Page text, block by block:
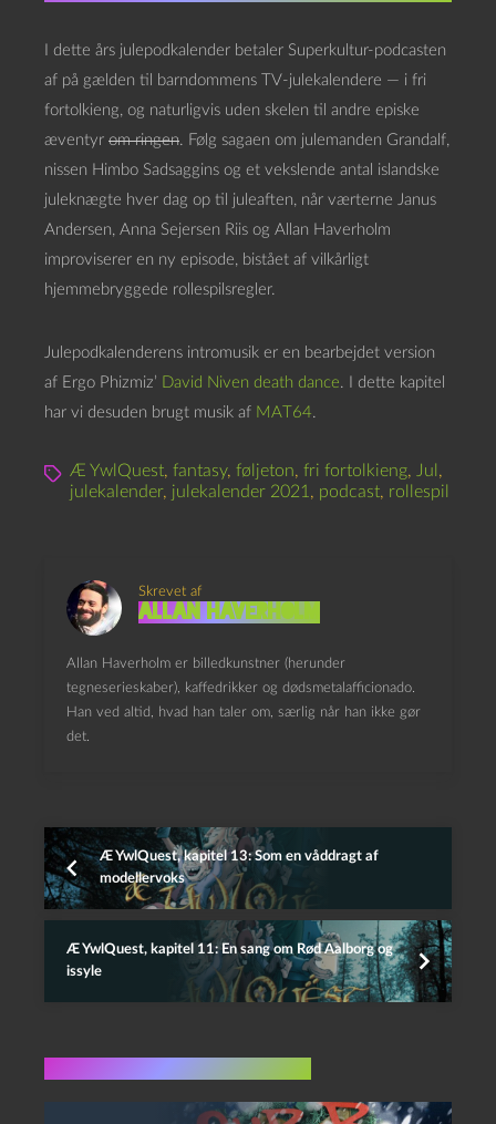
I dette års julepodkalender betaler Superkultur-podcasten
af på gælden til barndommens TV-julekalendere — i fri
fortolkieng, og naturligvis uden skelen til andre episke
æventyr om ringen. Følg sagaen om julemanden Grandalf,
nissen Himbo Sadsaggins og et vekslende antal islandske
juleknægte hver dag op til juleaften, når værterne Janus
Andersen, Anna Sejersen Riis og Allan Haverholm
improviserer en ny episode, bistået af vilkårligt
hjemmebryggede rollespilsregler.
Julepodkalenderens intromusik er en bearbejdet version
af Ergo Phizmiz’ David Niven death dance. I dette kapitel
har vi desuden brugt musik af MAT64.
Æ YwlQuest, fantasy, føljeton, fri fortolkieng, Jul ,
julekalender, julekalender 2021 , podcast, rollespil
Skrevet af
Allan Haverholm
Allan Haverholm er billedkunstner (herunder
tegneserieskaber), kaffedrikker og dødsmetalafficionado.
Han ved altid, hvad han taler om, særlig når han ikke gør
det.
Æ YwlQuest, kapitel 13: Som en våddragt af
modellervoks
Æ YwlQuest, kapitel 11: En sang om Rød Aalborg og
issyle